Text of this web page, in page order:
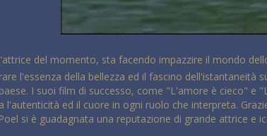
del momento, sta facendo impazzire il mondo
l'essenza della bellezza ed il fascino dell'istantaneità
I suoi film di successo, come "L'amore è cieco" e
l'autenticità ed il cuore in ogni ruolo che interpreta.
si è guadagnata una reputazione di grande attrice e